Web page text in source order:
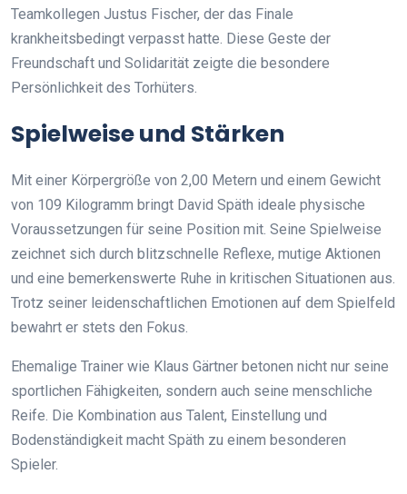
Teamkollegen Justus Fischer, der das Finale
krankheitsbedingt verpasst hatte. Diese Geste der
Freundschaft und Solidarität zeigte die besondere
Persönlichkeit des Torhüters.
Spielweise und Stärken
Mit einer Körpergröße von 2,00 Metern und einem Gewicht
von 109 Kilogramm bringt David Späth ideale physische
Voraussetzungen für seine Position mit. Seine Spielweise
zeichnet sich durch blitzschnelle Reflexe, mutige Aktionen
und eine bemerkenswerte Ruhe in kritischen Situationen aus.
Trotz seiner leidenschaftlichen Emotionen auf dem Spielfeld
bewahrt er stets den Fokus.
Ehemalige Trainer wie Klaus Gärtner betonen nicht nur seine
sportlichen Fähigkeiten, sondern auch seine menschliche
Reife. Die Kombination aus Talent, Einstellung und
Bodenständigkeit macht Späth zu einem besonderen
Spieler.